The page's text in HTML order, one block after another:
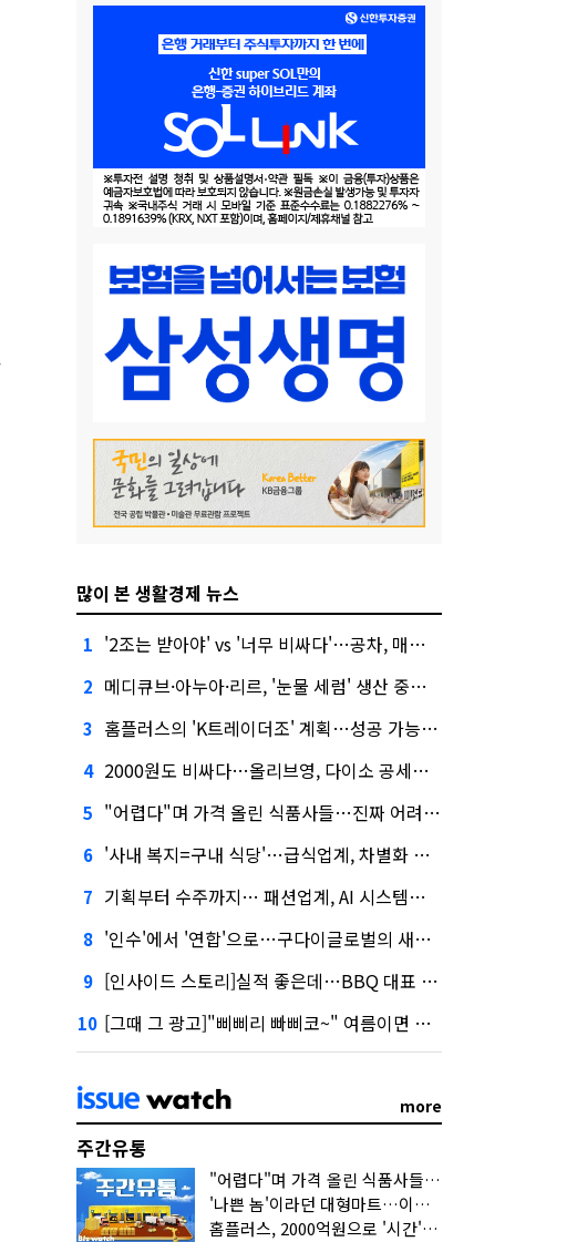
많이 본 생활경제 뉴스
1 '2조는 받아야' vs '너무 비싸다'…공차, 매각 성공할까
2 메디큐브·아누아·리르, '눈물 세럼' 생산 중단한다
3 홈플러스의 'K트레이더조' 계획…성공 가능성은 '글쎄'
4 2000원도 비싸다…올리브영, 다이소 공세에 '가성비'로 맞불
5 "어렵다"며 가격 올린 식품사들…진짜 어려운 거 맞아?
6 '사내 복지=구내 식당'…급식업계, 차별화 경쟁 본격화
7 기획부터 수주까지… 패션업계, AI 시스템화 박차
8 '인수'에서 '연합'으로…구다이글로벌의 새로운 투자법
9 [인사이드 스토리]실적 좋은데…BBQ 대표 '파리목숨'된 이유
10 [그때 그 광고]"삐삐리 빠삐코~" 여름이면 생각나는 그 노래
more
주간유통
"어렵다"며 가격 올린 식품사들…진짜 어려운 거 맞아?
'나쁜 놈'이라던 대형마트…이젠 '불쌍한 놈' 됐다
홈플러스, 2000억원으로 '시간'을 샀다